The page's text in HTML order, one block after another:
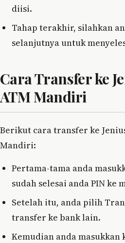
diisi.
Tahap terakhir, silahkan
selanjutnya untuk
Cara Transfer ke
ATM Mandiri
Berikut cara transfer ke
Mandiri:
Pertama-tama anda
sudah selesai anda PIN ke
Setelah itu, anda pilih
transfer ke bank lain.
Kemudian anda masukkan